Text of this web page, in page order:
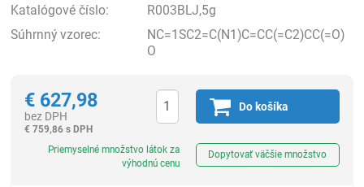
Katalógové číslo:
R003BLJ,5g
Súhrnný vzorec:
NC=1SC2=C(N1)C=CC(=C2)CC(=O)
O
€ 627,98
bez DPH
€ 759,86 s DPH
Do košíka
Priemyselné množstvo látok za
výhodnú cenu
Dopytovať väčšie množstvo